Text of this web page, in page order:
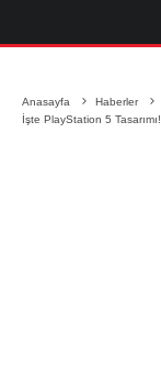
Anasayfa Haberler
İşte PlayStation 5 Tasarımı!